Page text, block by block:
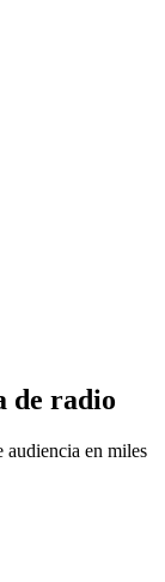
de radio
audiencia en miles